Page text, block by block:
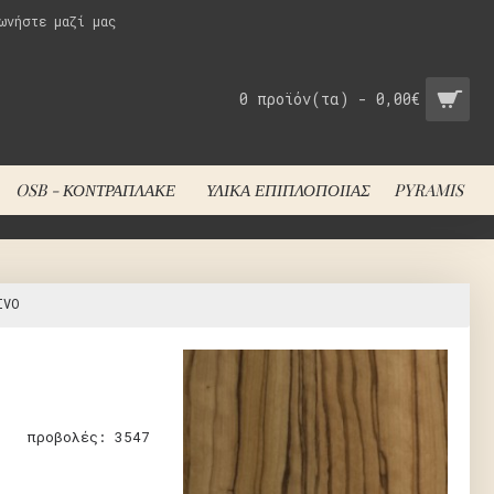
μαζί μας
0 προϊόν(τα) - 0,00€
OSB - ΚΟΝΤΡΑΠΛΑΚΈ ΥΛΙΚΆ ΕΠΙΠΛΟΠΟΙΊΑΣ PYRAMIS
προβολές: 3547